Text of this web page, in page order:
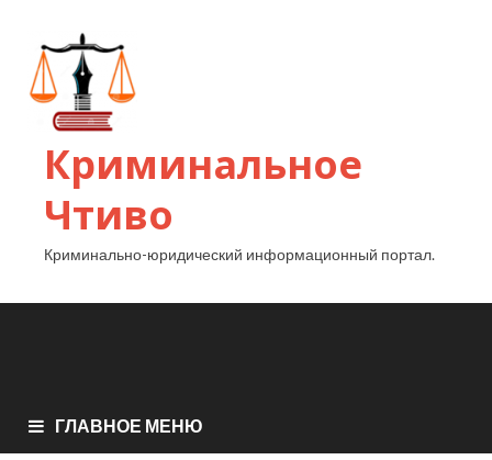
Криминальное
Чтиво
Криминально-юридический информационный портал.
ГЛАВНОЕ МЕНЮ